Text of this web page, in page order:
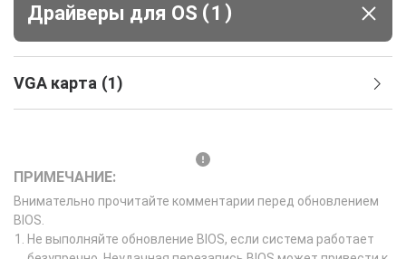
Драйверы для ОS (1 )
VGA карта (1)
ПРИМЕЧАНИЕ:
Внимательно прочитайте комментарии перед обновлением
BIOS.
Не выполняйте обновление BIOS, если система работает